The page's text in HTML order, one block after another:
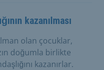
kazanılması
olan çocuklar,
doğumla birlikte
kazanırlar.